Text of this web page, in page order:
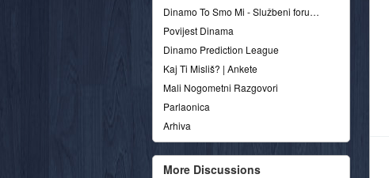
Dinamo To Smo Mi - Službeni forum udruge
Povijest Dinama
Dinamo Prediction League
Kaj Ti Misliš? | Ankete
Mali Nogometni Razgovori
Parlaonica
Arhiva
More Discussions